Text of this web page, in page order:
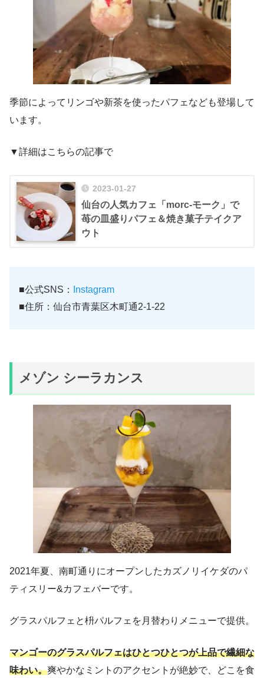
季節によってリンゴや新茶を使ったパフェなども登場して
います。
▼詳細はこちらの記事で
2023-01-27
仙台の人気カフェ「morc-モーク」で
苺の皿盛りパフェ＆焼き菓子テイクア
ウト
■公式SNS：
Instagram
■住所：仙台市青葉区木町通2-1-22
メゾン シーラカンス
2021年夏、南町通りにオープンしたカズノリイケダのパ
ティスリー&カフェバーです。
グラスパルフェと枡パルフェを月替わりメニューで提供。
マンゴーのグラスパルフェはひとつひとつが上品で繊細な
味わい。爽やかなミントのアクセントが絶妙で、どこを食